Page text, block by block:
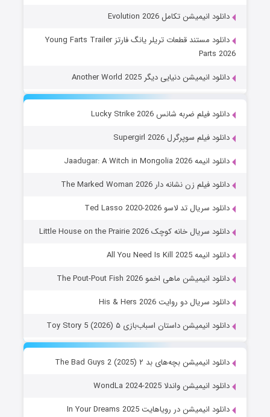
دانلود انیمیشن تکامل Evolution 2026
دانلود مستند قطعات تریلر یانگ فارتز Young Farts Trailer
Parts 2026
دانلود انیمیشن دنیایی دیگر Another World 2025
دانلود فیلم ضربه شانس Lucky Strike 2026
دانلود فیلم سوپرگرل Supergirl 2026
دانلود انیمه Jaadugar: A Witch in Mongolia 2026
دانلود فیلم زن نشانه دار The Marked Woman 2026
دانلود سریال تد لاسو Ted Lasso 2020-2026
دانلود سریال خانه کوچک Little House on the Prairie 2026
دانلود انیمه All You Need Is Kill 2025
دانلود انیمیشن ماهی اخمو The Pout-Pout Fish 2026
دانلود سریال دو روایت His & Hers 2026
دانلود انیمیشن داستان اسباب‌بازی ۵ Toy Story 5 (2026)
دانلود انیمیشن بچه‌های بد ۲ The Bad Guys 2 (2025)
دانلود انیمیشن واندلا WondLa 2024-2025
دانلود انیمیشن در رویاهایت In Your Dreams 2025